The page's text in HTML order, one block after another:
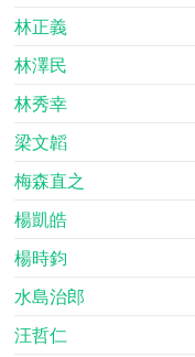
林正義
林澤民
林秀幸
梁文韜
梅森直之
楊凱皓
楊時鈞
水島治郎
汪哲仁